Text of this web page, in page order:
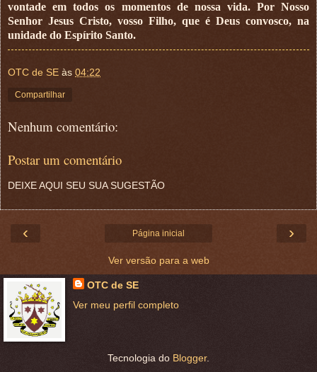
vontade em todos os momentos de nossa vida. Por Nosso
Senhor Jesus Cristo, vosso Filho, que é Deus convosco, na
unidade do Espírito Santo.
OTC de SE às 04:22
Compartilhar
Nenhum comentário:
Postar um comentário
DEIXE AQUI SEU SUA SUGESTÃO
‹ ›
Página inicial
Ver versão para a web
OTC de SE
Ver meu perfil completo
Tecnologia do Blogger.